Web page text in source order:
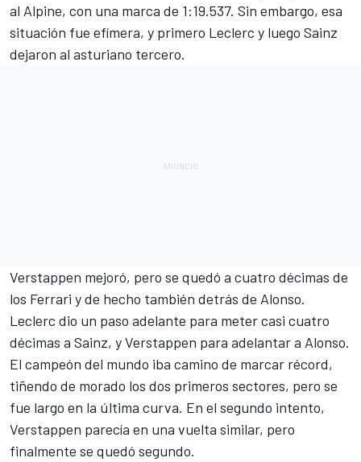
al Alpine, con una marca de 1:19.537. Sin embargo, esa
situación fue efímera, y primero Leclerc y luego Sainz
dejaron al asturiano tercero.
Verstappen mejoró, pero se quedó a cuatro décimas de
los Ferrari y de hecho también detrás de Alonso.
Leclerc dio un paso adelante para meter casi cuatro
décimas a Sainz, y Verstappen para adelantar a Alonso.
El campeón del mundo iba camino de marcar récord,
tiñendo de morado los dos primeros sectores, pero se
fue largo en la última curva. En el segundo intento,
Verstappen parecía en una vuelta similar, pero
finalmente se quedó segundo.